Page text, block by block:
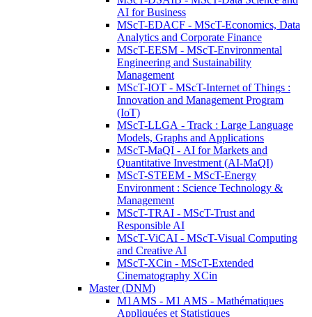
AI for Business
MScT-EDACF - MScT-Economics, Data
Analytics and Corporate Finance
MScT-EESM - MScT-Environmental
Engineering and Sustainability
Management
MScT-IOT - MScT-Internet of Things :
Innovation and Management Program
(IoT)
MScT-LLGA - Track : Large Language
Models, Graphs and Applications
MScT-MaQI - AI for Markets and
Quantitative Investment (AI-MaQI)
MScT-STEEM - MScT-Energy
Environment : Science Technology &
Management
MScT-TRAI - MScT-Trust and
Responsible AI
MScT-ViCAI - MScT-Visual Computing
and Creative AI
MScT-XCin - MScT-Extended
Cinematography XCin
Master (DNM)
M1AMS - M1 AMS - Mathématiques
Appliquées et Statistiques